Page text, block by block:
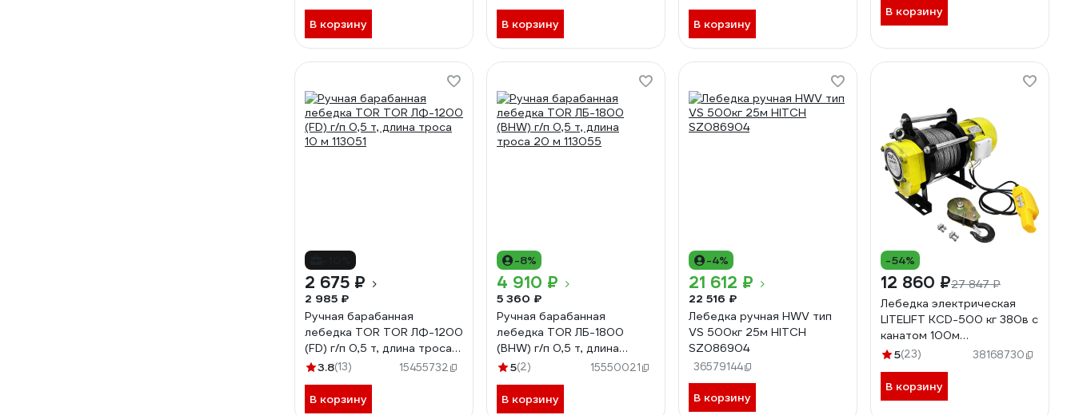
В корзину В корзину В корзину
В корзину
2 675 ₽
2 985 ₽
Ручная барабанная
лебедка TOR TOR ЛФ-1200
(FD) г/п 0,5 т, длина троса
10 м 113051
3.8(13) 15455732
В корзину
-8%
4 910 ₽
5 360 ₽
Ручная барабанная
лебедка TOR ЛБ-1800
(BHW) г/п 0,5 т, длина
троса 20 м 113055
5(2) 15550021
В корзину
-4%
21 612 ₽
22 516 ₽
Лебедка ручная HWV тип
VS 500кг 25м HITCH
SZ086904
36579144
В корзину
-54%
12 860 ₽27 847 ₽
Лебедка электрическая
LITELIFT KCD-500 кг 380в с
канатом 100м
kcd500100m380
5(23) 38168730
В корзину